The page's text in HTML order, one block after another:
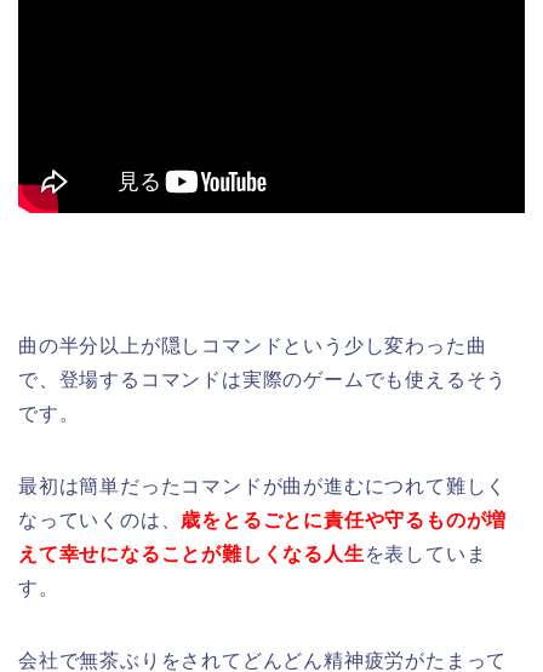
曲の半分以上が隠しコマンドという少し変わった曲
で、登場するコマンドは実際のゲームでも使えるそう
です。
最初は簡単だったコマンドが曲が進むにつれて難しく
なっていくのは、 歳をとるごとに責任や守るものが増
えて幸せになることが難しくなる人生 を表していま
す。
会社で無茶ぶりをされてどんどん精神疲労がたまって